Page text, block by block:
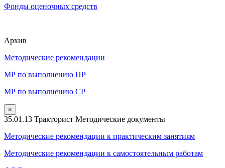
Фонды оценочных средств
Архив
Методические рекомендации
МР по выполнению ПР
МР по выполнению СР
×
35.01.13 Тракторист Методические документы
Методические рекомендации к практическим занятиям
Методические рекомендации к самостоятельным работам